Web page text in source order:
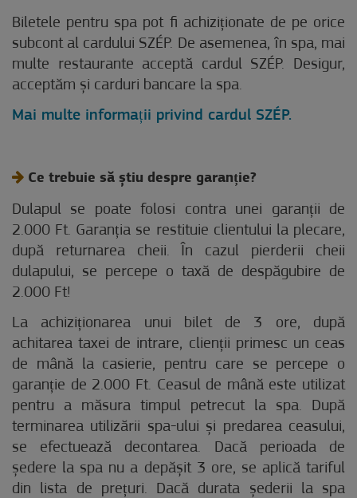
Biletele pentru spa pot fi achiziționate de pe orice
subcont al cardului SZÉP. De asemenea, în spa, mai
multe restaurante acceptă cardul SZÉP. Desigur,
acceptăm și carduri bancare la spa.
Mai multe informații privind cardul SZÉP.
Ce trebuie să știu despre garanție?
Dulapul se poate folosi contra unei garanții de
2.000 Ft. Garanția se restituie clientului la plecare,
după returnarea cheii. În cazul pierderii cheii
dulapului, se percepe o taxă de despăgubire de
2.000 Ft!
La achiziționarea unui bilet de 3 ore, după
achitarea taxei de intrare, clienții primesc un ceas
de mână la casierie, pentru care se percepe o
garanție de 2.000 Ft. Ceasul de mână este utilizat
pentru a măsura timpul petrecut la spa. După
terminarea utilizării spa-ului și predarea ceasului,
se efectuează decontarea. Dacă perioada de
ședere la spa nu a depășit 3 ore, se aplică tariful
din lista de prețuri. Dacă durata șederii la spa